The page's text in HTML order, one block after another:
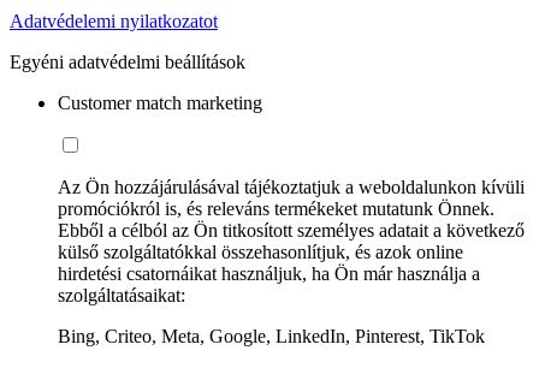
Adatvédelemi nyilatkozatot
Egyéni adatvédelmi beállítások
Customer match marketing
Az Ön hozzájárulásával tájékoztatjuk a weboldalunkon kívüli
promóciókról is, és releváns termékeket mutatunk Önnek.
Ebből a célból az Ön titkosított személyes adatait a következő
külső szolgáltatókkal összehasonlítjuk, és azok online
hirdetési csatornáikat használjuk, ha Ön már használja a
szolgáltatásaikat:
Bing, Criteo, Meta, Google, LinkedIn, Pinterest, TikTok